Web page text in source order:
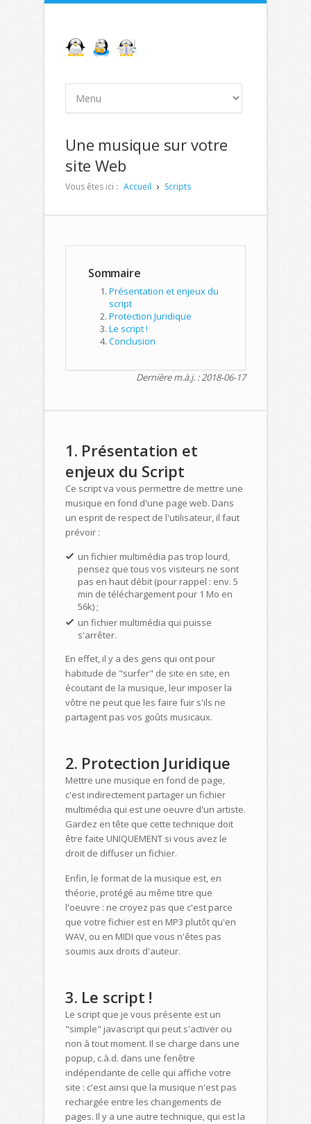
Une musique sur votre
site Web
Vous êtes ici : Accueil Scripts
Sommaire
Présentation et enjeux du
script
Protection Juridique
Le script !
Conclusion
Dernière m.à.j. : 2018-06-17
1. Présentation et
enjeux du Script
Ce script va vous permettre de mettre une
musique en fond d'une page web. Dans
un esprit de respect de l'utilisateur, il faut
prévoir :
un fichier multimédia pas trop lourd,
pensez que tous vos visiteurs ne sont
pas en haut débit (pour rappel : env. 5
min de téléchargement pour 1 Mo en
56k) ;
un fichier multimédia qui puisse
s'arrêter.
En effet, il y a des gens qui ont pour
habitude de "surfer" de site en site, en
écoutant de la musique, leur imposer la
vôtre ne peut que les faire fuir s'ils ne
partagent pas vos goûts musicaux.
2. Protection Juridique
Mettre une musique en fond de page,
c'est indirectement partager un fichier
multimédia qui est une oeuvre d'un artiste.
Gardez en tête que cette technique doit
être faite UNIQUEMENT si vous avez le
droit de diffuser un fichier.
Enfin, le format de la musique est, en
théorie, protégé au même titre que
l'oeuvre : ne croyez pas que c'est parce
que votre fichier est en MP3 plutôt qu'en
WAV, ou en MIDI que vous n'êtes pas
soumis aux droits d'auteur.
3. Le script !
Le script que je vous présente est un
"simple" javascript qui peut s'activer ou
non à tout moment. Il se charge dans une
popup, c.à.d. dans une fenêtre
indépendante de celle qui affiche votre
site : c'est ainsi que la musique n'est pas
rechargée entre les changements de
pages. Il y a une autre technique, qui est la